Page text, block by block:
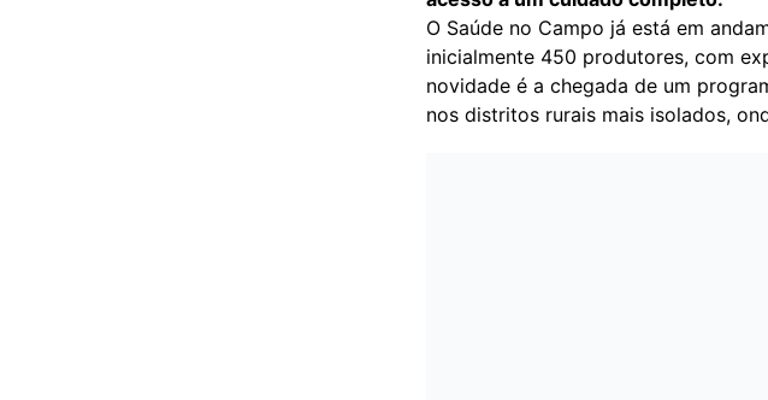
O Saúde no Campo já está em
inicialmente 450 produtores, com
novidade é a chegada de um
nos distritos rurais mais isolados,